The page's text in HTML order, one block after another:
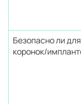
Безопасно ли для
коронок/